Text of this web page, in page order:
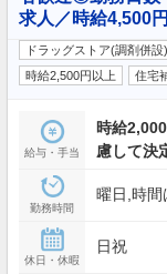
求人／時給4,500
ドラッグストア(調剤併設)
時給2,500円以上
住宅
給与・手当
時給
慮して決
勤務時間
曜日,時間
休日・休暇
日祝